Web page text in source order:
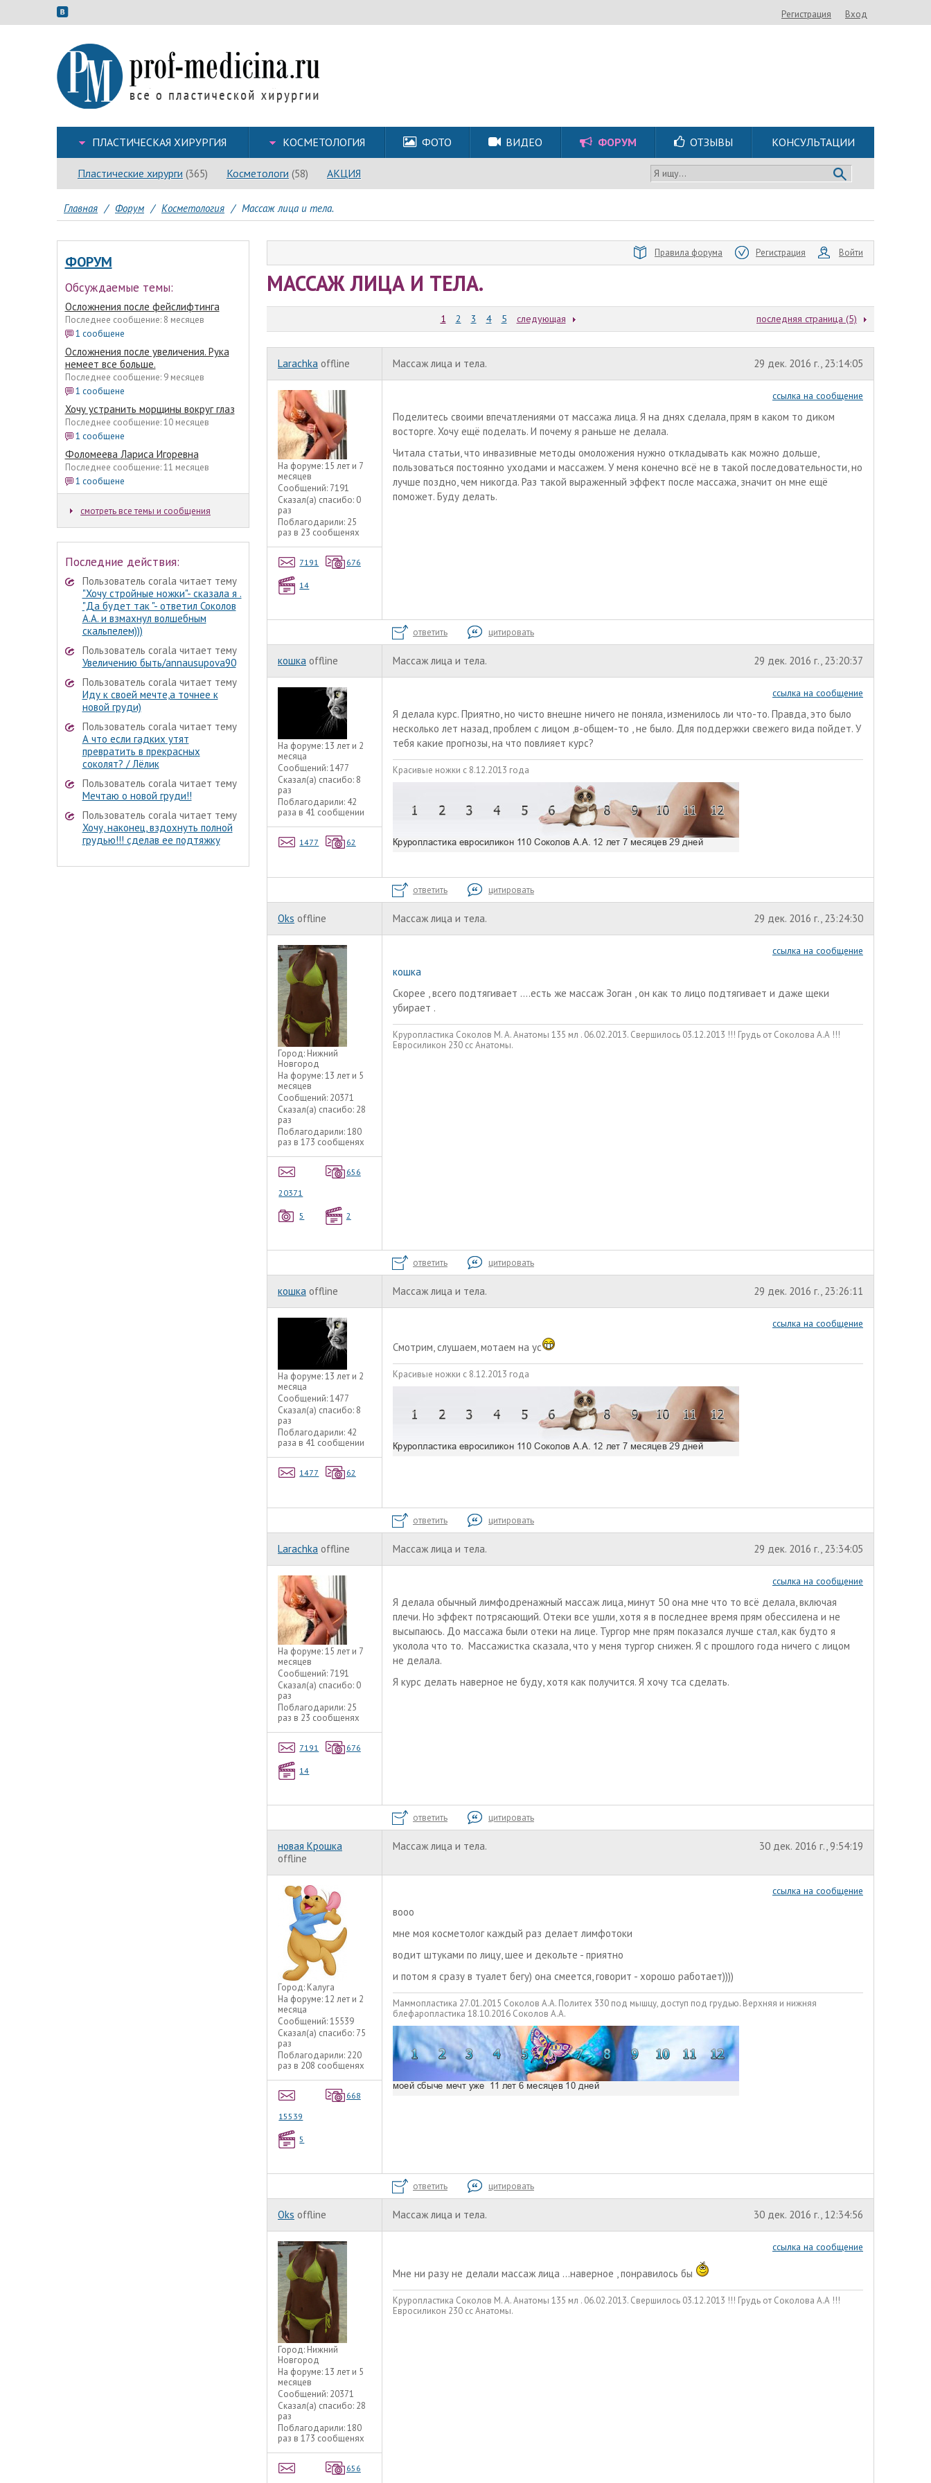
Регистрация Вход
ПЛАСТИЧЕСКАЯ ХИРУРГИЯ КОСМЕТОЛОГИЯ ФОТО ВИДЕО ФОРУМ ОТЗЫВЫ КОНСУЛЬТАЦИИ
Пластические хирурги (365) Косметологи (58) АКЦИЯ Я ищу...
Главная / Форум / Косметология / Массаж лица и тела.
ФОРУМ
Обсуждаемые темы:
Осложнения после фейслифтинга
Последнее сообщение: 8 месяцев
1 сообщене
Осложнения после увеличения. Рука
немеет все больше.
Последнее сообщение: 9 месяцев
1 сообщене
Хочу устранить морщины вокруг глаз
Последнее сообщение: 10 месяцев
1 сообщене
Фоломеева Лариса Игоревна
Последнее сообщение: 11 месяцев
1 сообщене
смотреть все темы и сообщения
Последние действия:
Пользователь corala читает тему
"Хочу стройные ножки"- сказала я .
"Да будет так "- ответил Соколов
А.А. и взмахнул волшебным
скальпелем)))
Пользователь corala читает тему
Увеличению быть/annausupova90
Пользователь corala читает тему
Иду к своей мечте,а точнее к
новой груди)
Пользователь corala читает тему
А что если гадких утят
превратить в прекрасных
соколят? / Лёлик
Пользователь corala читает тему
Мечтаю о новой груди!!
Пользователь corala читает тему
Хочу, наконец, вздохнуть полной
грудью!!! сделав ее подтяжку
Правила форума Регистрация Войти
МАССАЖ ЛИЦА И ТЕЛА.
1 2 3 4 5 следующая последняя страница (5)
Larachka offline Массаж лица и тела. 29 дек. 2016 г., 23:14:05
На форуме:15 лет и 7
месяцев
Сообщений: 7191
Сказал(а) спасибо: 0
раз
Поблагодарили: 25
раз в 23 сообщенях
7191 676
14
ссылка на сообщение
Поделитесь своими впечатлениями от массажа лица. Я на днях сделала, прям в каком то диком
восторге. Хочу ещё поделать. И почему я раньше не делала.
Читала статьи, что инвазивные методы омоложения нужно откладывать как можно дольше,
пользоваться постоянно уходами и массажем. У меня конечно всё не в такой последовательности, но
лучше поздно, чем никогда. Раз такой выраженный эффект после массажа, значит он мне ещё
поможет. Буду делать.
ответить цитировать
кошка offline Массаж лица и тела. 29 дек. 2016 г., 23:20:37
На форуме:13 лет и 2
месяца
Сообщений:1477
Сказал(а) спасибо: 8
раз
Поблагодарили: 42
раза в 41 сообщении
1477 62
ссылка на сообщение
Я делала курс. Приятно, но чисто внешне ничего не поняла, изменилось ли что-то. Правда, это было
несколько лет назад, проблем с лицом ,в-общем-то , не было. Для поддержки свежего вида пойдет. У
тебя какие прогнозы, на что повлияет курс?
Красивые ножки с 8.12.2013 года
ответить цитировать
Oks offline Массаж лица и тела. 29 дек. 2016 г., 23:24:30
Город: Нижний
Новгород
На форуме:13 лет и 5
месяцев
Сообщений: 20371
Сказал(а) спасибо: 28
раз
Поблагодарили:180
раз в 173 сообщенях
20371
656
5 2
ссылка на сообщение
кошка
Скорее , всего подтягивает ....есть же массаж Зоган , он как то лицо подтягивает и даже щеки
убирает .
Круропластика Соколов М. А. Анатомы 135 мл . 06.02.2013. Свершилось 03.12.2013 !!! Грудь от Соколова А.А !!!
Евросиликон 230 сс Анатомы.
ответить цитировать
кошка offline Массаж лица и тела. 29 дек. 2016 г., 23:26:11
На форуме:13 лет и 2
месяца
Сообщений:1477
Сказал(а) спасибо: 8
раз
Поблагодарили: 42
раза в 41 сообщении
1477 62
ссылка на сообщение
Смотрим, слушаем, мотаем на ус
Красивые ножки с 8.12.2013 года
ответить цитировать
Larachka offline Массаж лица и тела. 29 дек. 2016 г., 23:34:05
На форуме:15 лет и 7
месяцев
Сообщений: 7191
Сказал(а) спасибо: 0
раз
Поблагодарили: 25
раз в 23 сообщенях
7191 676
14
ссылка на сообщение
Я делала обычный лимфодренажный массаж лица, минут 50 она мне что то всё делала, включая
плечи. Но эффект потрясающий. Отеки все ушли, хотя я в последнее время прям обессилена и не
высыпаюсь. До массажа были отеки на лице. Тургор мне прям показался лучше стал, как будто я
уколола что то. Массажистка сказала, что у меня тургор снижен. Я с прошлого года ничего с лицом
не делала.
Я курс делать наверное не буду, хотя как получится. Я хочу тса сделать.
ответить цитировать
новая Крошка
offline
Массаж лица и тела. 30 дек. 2016 г., 9:54:19
Город: Калуга
На форуме:12 лет и 2
месяца
Сообщений:15539
Сказал(а) спасибо: 75
раз
Поблагодарили: 220
раз в 208 сообщенях
15539
668
5
ссылка на сообщение
вооо
мне моя косметолог каждый раз делает лимфотоки
водит штуками по лицу, шее и декольте - приятно
и потом я сразу в туалет бегу) она смеется, говорит - хорошо работает))))
Маммопластика 27.01.2015 Соколов А.А. Политех 330 под мышцу, доступ под грудью. Верхняя и нижняя
блефаропластика 18.10.2016 Соколов А.А.
ответить цитировать
Oks offline Массаж лица и тела. 30 дек. 2016 г., 12:34:56
Город: Нижний
Новгород
На форуме:13 лет и 5
месяцев
Сообщений: 20371
Сказал(а) спасибо: 28
раз
Поблагодарили:180
раз в 173 сообщенях
656
ссылка на сообщение
Мне ни разу не делали массаж лица ...наверное , понравилось бы
Круропластика Соколов М. А. Анатомы 135 мл . 06.02.2013. Свершилось 03.12.2013 !!! Грудь от Соколова А.А !!!
Евросиликон 230 сс Анатомы.